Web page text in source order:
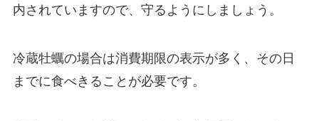
内されていますので、守るようにしましょう。
冷蔵牡蠣の場合は消費期限の表示が多く、その日
までに食べきることが必要です。